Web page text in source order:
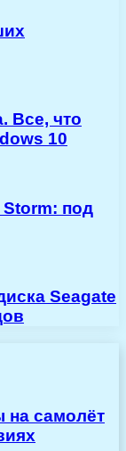
Все, что
10
под
Seagate
на самолёт